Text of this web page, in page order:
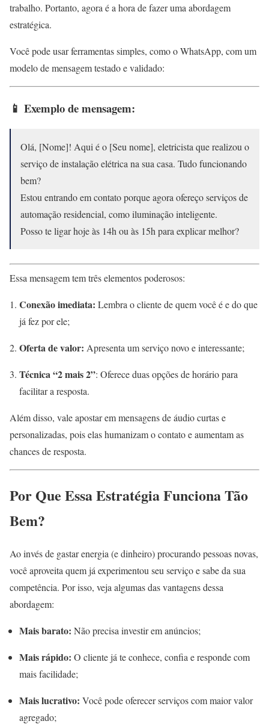
trabalho. Portanto, agora é a hora de fazer uma abordagem
estratégica.
Você pode usar ferramentas simples, como o WhatsApp, com um
modelo de mensagem testado e validado:
📱 Exemplo de mensagem:
Olá, [Nome]! Aqui é o [Seu nome], eletricista que realizou o
serviço de instalação elétrica na sua casa. Tudo funcionando
bem?
Estou entrando em contato porque agora ofereço serviços de
automação residencial, como iluminação inteligente.
Posso te ligar hoje às 14h ou às 15h para explicar melhor?
Essa mensagem tem três elementos poderosos:
Conexão imediata: Lembra o cliente de quem você é e do que
já fez por ele;
Oferta de valor: Apresenta um serviço novo e interessante;
Técnica “2 mais 2”: Oferece duas opções de horário para
facilitar a resposta.
Além disso, vale apostar em mensagens de áudio curtas e
personalizadas, pois elas humanizam o contato e aumentam as
chances de resposta.
Por Que Essa Estratégia Funciona Tão
Bem?
Ao invés de gastar energia (e dinheiro) procurando pessoas novas,
você aproveita quem já experimentou seu serviço e sabe da sua
competência. Por isso, veja algumas das vantagens dessa
abordagem:
Mais barato: Não precisa investir em anúncios;
Mais rápido: O cliente já te conhece, confia e responde com
mais facilidade;
Mais lucrativo: Você pode oferecer serviços com maior valor
agregado;